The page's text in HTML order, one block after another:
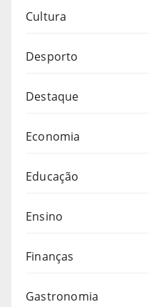
Cultura
Desporto
Destaque
Economia
Educação
Ensino
Finanças
Gastronomia